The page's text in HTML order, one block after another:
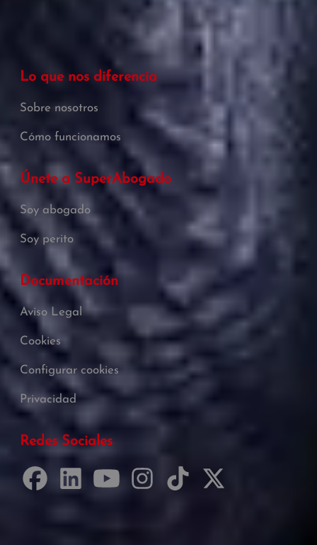
Lo que nos diferencia
Sobre nosotros
Cómo funcionamos
Únete a SuperAbogado
Soy abogado
Soy perito
Documentación
Aviso Legal
Cookies
Configurar cookies
Privacidad
Redes Sociales